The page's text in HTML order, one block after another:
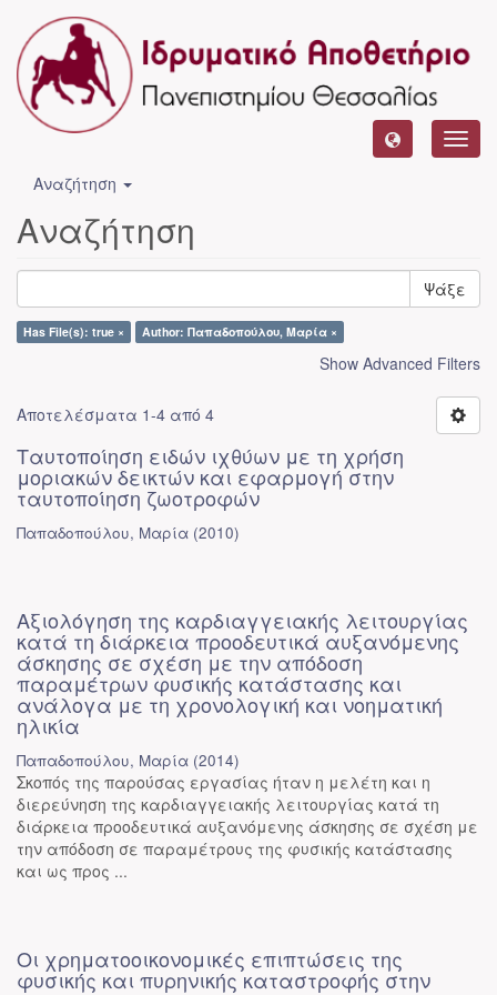
Αναζήτηση
Αναζήτηση
Ψάξε
Has File(s): true × Author: Παπαδοπούλου, Μαρία ×
Show Advanced Filters
Αποτελέσματα 1-4 από 4
Ταυτοποίηση ειδών ιχθύων με τη χρήση
μοριακών δεικτών και εφαρμογή στην
ταυτοποίηση ζωοτροφών
Παπαδοπούλου, Μαρία (2010)
Αξιολόγηση της καρδιαγγειακής λειτουργίας
κατά τη διάρκεια προοδευτικά αυξανόμενης
άσκησης σε σχέση με την απόδοση
παραμέτρων φυσικής κατάστασης και
ανάλογα με τη χρονολογική και νοηματική
ηλικία
Παπαδοπούλου, Μαρία (2014)
Σκοπός της παρούσας εργασίας ήταν η μελέτη και η
διερεύνηση της καρδιαγγειακής λειτουργίας κατά τη
διάρκεια προοδευτικά αυξανόμενης άσκησης σε σχέση με
την απόδοση σε παραμέτρους της φυσικής κατάστασης
και ως προς ...
Οι χρηματοοικονομικές επιπτώσεις της
φυσικής και πυρηνικής καταστροφής στην